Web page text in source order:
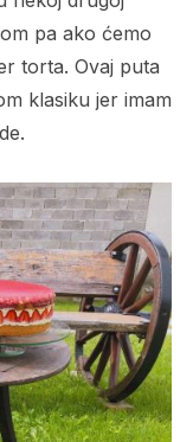
pa ako ćemo
torta. Ovaj puta
klasiku jer imam